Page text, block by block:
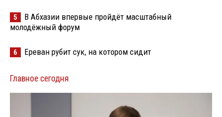
5
В Абхазии впервые пройдёт масштабный
молодёжный форум
6 Ереван рубит сук, на котором сидит
Главное сегодня